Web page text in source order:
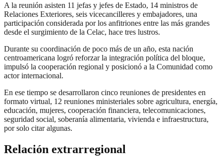
A la reunión asisten 11 jefas y jefes de Estado, 14 ministros de
Relaciones Exteriores, seis vicecancilleres y embajadores, una
participación considerada por los anfitriones entre las más grandes
desde el surgimiento de la Celac, hace tres lustros.
Durante su coordinación de poco más de un año, esta nación
centroamericana logró reforzar la integración política del bloque,
impulsó la cooperación regional y posicionó a la Comunidad como
actor internacional.
En ese tiempo se desarrollaron cinco reuniones de presidentes en
formato virtual, 12 reuniones ministeriales sobre agricultura, energía,
educación, mujeres, cooperación financiera, telecomunicaciones,
seguridad social, soberanía alimentaria, vivienda e infraestructura,
por solo citar algunas.
Relación extrarregional